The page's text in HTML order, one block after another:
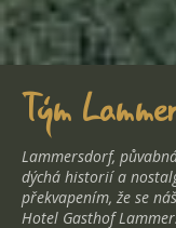
Tým
Lammersdorf,
dýchá historií a
překvapením, že se
Hotel Gasthof